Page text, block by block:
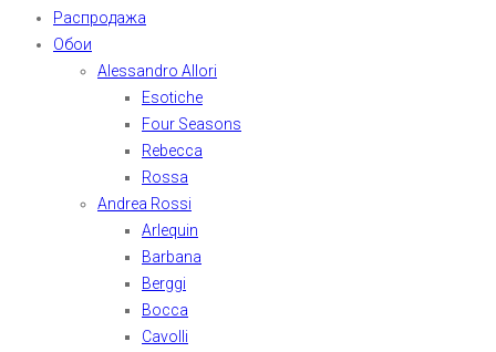
Распродажа
Обои
Alessandro Allori
Esotiche
Four Seasons
Rebecca
Rossa
Andrea Rossi
Arlequin
Barbana
Berggi
Bocca
Cavolli